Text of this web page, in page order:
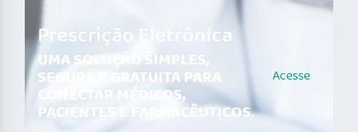
Prescrição Eletrônica
UMA SOLUÇÃO SIMPLES,
SEGURA E GRATUITA PARA
CONECTAR MÉDICOS,
PACIENTES E FARMACÊUTICOS.
Acesse